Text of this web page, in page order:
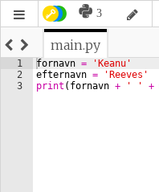
3
main.py
1
2
3
fornavn =
'Keanu'
efternavn =
'Reeves'
print ( fornavn + ' ' +